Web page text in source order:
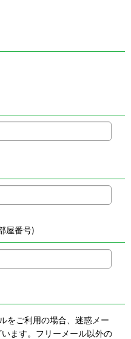
屋番号)
をご利用の場合、迷惑メー
ます。フリーメール以外の